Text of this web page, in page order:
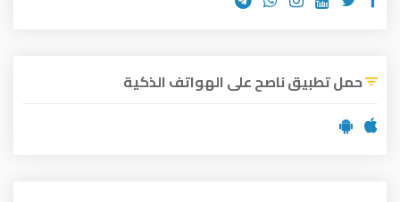
حمل تطبيق ناصح على الهواتف الذكية